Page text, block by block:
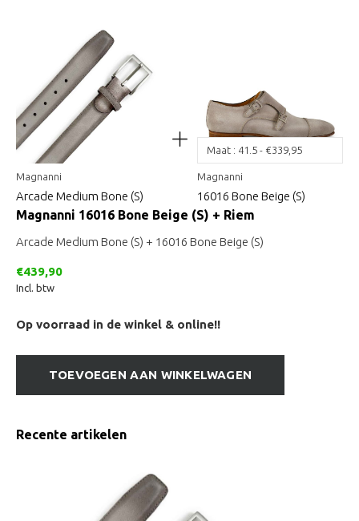
Magnanni
Arcade Medium Bone (S)
Magnanni
16016 Bone Beige (S)
Magnanni 16016 Bone Beige (S) + Riem
Arcade Medium Bone (S) + 16016 Bone Beige (S)
€439,90
Incl. btw
Op voorraad in de winkel & online!!
TOEVOEGEN AAN WINKELWAGEN
Recente artikelen